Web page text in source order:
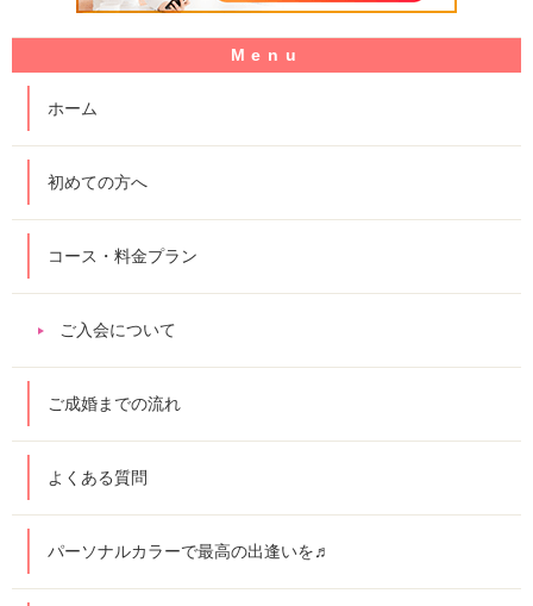
ホーム
初めての方へ
コース・料金プラン
ご入会について
ご成婚までの流れ
よくある質問
パーソナルカラーで最高の出逢いを♬